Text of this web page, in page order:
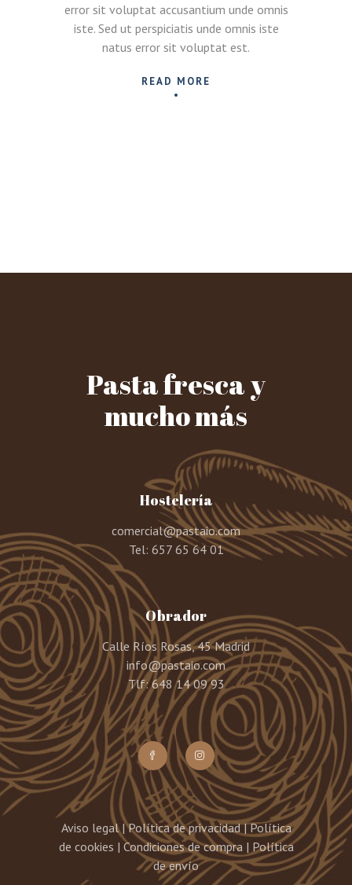
error sit voluptat accusantium unde omnis
iste. Sed ut perspiciatis unde omnis iste
natus error sit voluptat est.
READ MORE
Pasta fresca y
mucho más
Hostelería
comercial@pastaio.com
Tel: 657 65 64 01
Obrador
Calle Ríos Rosas, 45 Madrid
info@pastaio.com
Tlf: 648 14 09 93
Aviso legal|Política de privacidad|Política
de cookies | Condiciones de compra | Política
de envío